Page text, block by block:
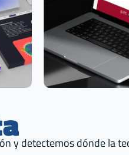
y detectemos dónde la